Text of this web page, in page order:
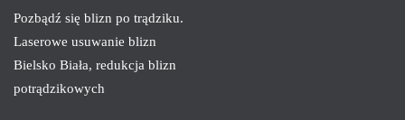
Pozbądź się blizn po trądziku.
Laserowe usuwanie blizn
Bielsko Biała, redukcja blizn
potrądzikowych